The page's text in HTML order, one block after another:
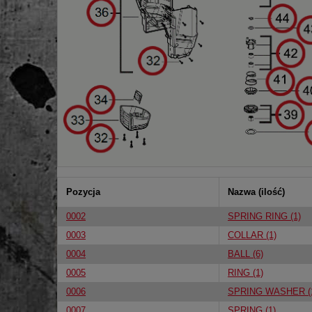
Pozycja Nazwa (ilość)
0002
SPRING RING (1)
0003
COLLAR (1)
0004
BALL (6)
0005
RING (1)
0006
SPRING WASHER
0007
SPRING (1)